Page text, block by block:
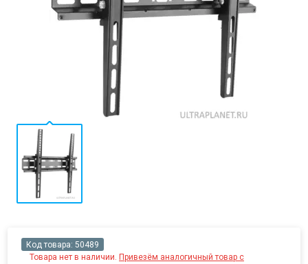
Код товара: 50489
Товара нет в наличии. Привезём аналогичный товар с